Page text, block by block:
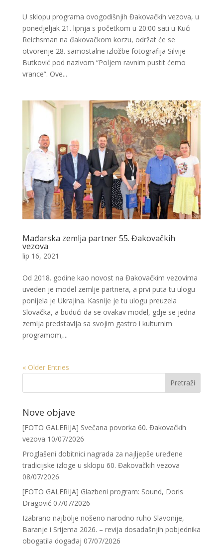
U sklopu programa ovogodišnjih Đakovačkih vezova, u
ponedjeljak 21. lipnja s početkom u 20:00 sati u Kući
Reichsman na đakovačkom korzu, održat će se
otvorenje 28. samostalne izložbe fotografija Silvije
Butković pod nazivom “Poljem ravnim pustit ćemo
vrance”. Ove...
Mađarska zemlja partner 55. Đakovačkih
vezova
lip 16, 2021
Od 2018. godine kao novost na Đakovačkim vezovima
uveden je model zemlje partnera, a prvi puta tu ulogu
ponijela je Ukrajina. Kasnije je tu ulogu preuzela
Slovačka, a budući da se ovakav model, gdje se jedna
zemlja predstavlja sa svojim gastro i kulturnim
programom,...
« Older Entries
Nove objave
[FOTO GALERIJA] Svečana povorka 60. Đakovačkih
vezova 10/07/2026
Proglašeni dobitnici nagrada za najljepše uređene
tradicijske izloge u sklopu 60. Đakovačkih vezova
08/07/2026
[FOTO GALERIJA] Glazbeni program: Sound, Doris
Dragović 07/07/2026
Izabrano najbolje nošeno narodno ruho Slavonije,
Baranje i Srijema 2026. – revija dosadašnjih pobjednika
obogatila događaj 07/07/2026